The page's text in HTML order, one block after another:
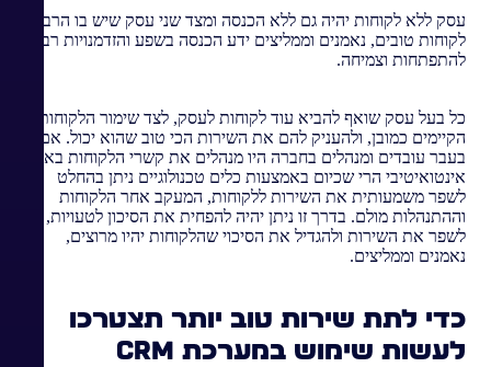
עסק ללא לקוחות יהיה גם ללא הכנסה ומצד שני עסק שיש בו הרבה
לקוחות טובים, נאמנים וממליצים ידע הכנסה בשפע והזדמנויות רבות
להתפתחות וצמיחה.
כל בעל עסק שואף להביא עוד לקוחות לעסק, לצד שימור הלקוחות
הקיימים כמובן, ולהעניק להם את השירות הכי טוב שהוא יכול. אם
בעבר עובדים ומנהלים בחברה היו מנהלים את קשרי הלקוחות באופן
אינטואיטיבי הרי שכיום באמצעות כלים טכנולוגיים ניתן בהחלט
לשפר משמעותית את השירות ללקוחות, המעקב אחר הלקוחות
וההתנהלות מולם. בדרך זו ניתן יהיה להפחית את הסיכון לטעויות,
לשפר את השירות ולהגדיל את הסיכוי שהלקוחות יהיו מרוצים,
נאמנים וממליצים.
כדי לתת שירות טוב יותר תצטרכו
לעשות שימוש במערכת CRM